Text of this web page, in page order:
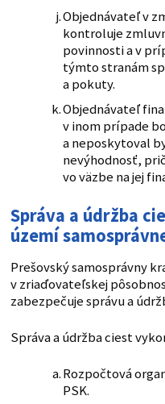
Objednávateľ v
kontroluje
povinnosti a v
týmto stranám
a pokuty.
Objednávateľ
v inom prípade
a neposkytoval
nevýhodnosť,
vo väzbe na jej
Správa a údržba
území
Prešovský samosprávny
v zriaďovateľskej
zabezpečuje správu a
Správa a údržba ciest
Rozpočtová
PSK.